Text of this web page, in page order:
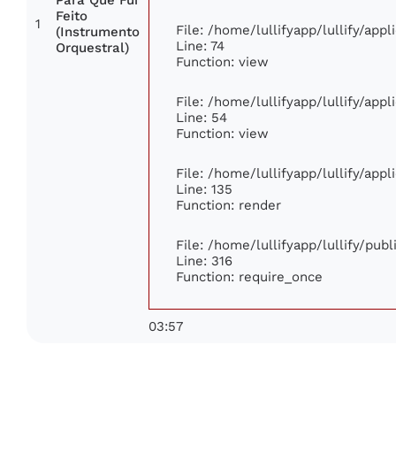
1
Feito
(Instrumento
Orquestral)
File: /home/lullifyapp/lullify/
Line: 74
Function: view
File: /home/lullifyapp/lullify/
Line: 54
Function: view
File: /home/lullifyapp/lullify/
Line: 135
Function: render
File: /home/lullifyapp/lullify/
Line: 316
Function: require_once
03:57